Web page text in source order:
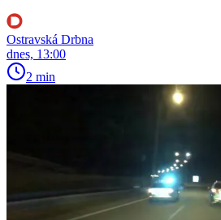
Ostravská Drbna
dnes, 13:00
2 min